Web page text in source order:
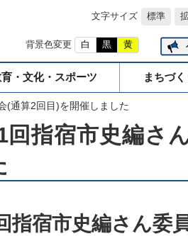
文字サイズ 標準
背景色変更 白 黒 黄
・文化・スポーツ まちづ
(通算2回目)を開催しました
回指宿市史編さ
指宿市史編さん委